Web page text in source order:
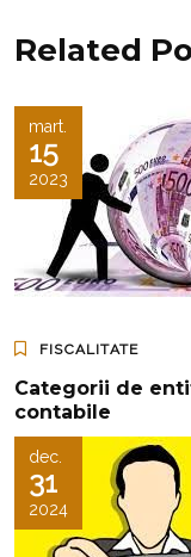
Related
mart.
15
2023
FISCALITATE
Categorii de
contabile
dec.
31
2024